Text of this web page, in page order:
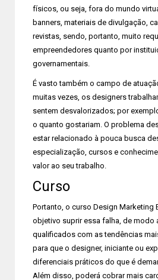
físicos, ou seja, fora do mundo
banners, materiais de divulgação,
revistas, sendo, portanto, muito
empreendedores quanto por
governamentais.
É vasto também o campo de
muitas vezes, os designers
sentem desvalorizados; por
o quanto gostariam. O problema
estar relacionado à pouca busca
especialização, cursos e
valor ao seu trabalho.
Curso
Portanto, o curso Design Marketing
objetivo suprir essa falha, de modo
qualificados com as tendências
para que o designer, iniciante ou
diferenciais práticos do que é
Além disso, poderá cobrar mais